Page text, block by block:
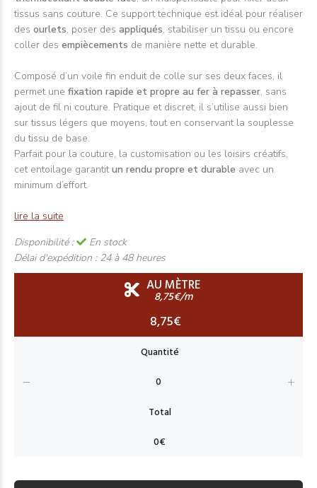
tissus sans couture. Ce support technique est idéal pour réaliser
des ourlets, poser des appliqués, stabiliser un tissu ou encore
coller des empiècements de manière nette et durable.
Composé d’un voile fin enduit de colle sur ses deux faces, il
permet une fixation rapide et propre au fer à repasser, sans
ajout de fil ni couture. Pratique et discret, il s’utilise aussi bien
sur tissus légers que moyens, tout en conservant la souplesse
du tissu de base.
Parfait pour la couture, la customisation ou les loisirs créatifs,
cet entoilage garantitun rendu propre et durable avec un
minimum d’effort.
lire la suite
Disponibilité :
En stock
Délai d'expédition : 24 à 48 heures
AU MÈTRE
8,75€/m
8,75€